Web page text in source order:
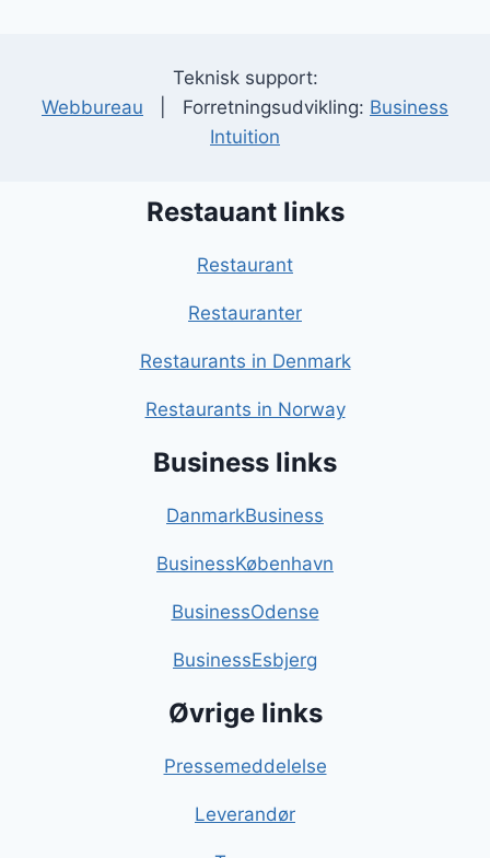
Teknisk support:
Webbureau | Forretningsudvikling: Business
Intuition
Restauant links
Restaurant
Restauranter
Restaurants in Denmark
Restaurants in Norway
Business links
DanmarkBusiness
BusinessKøbenhavn
BusinessOdense
BusinessEsbjerg
Øvrige links
Pressemeddelelse
Leverandør